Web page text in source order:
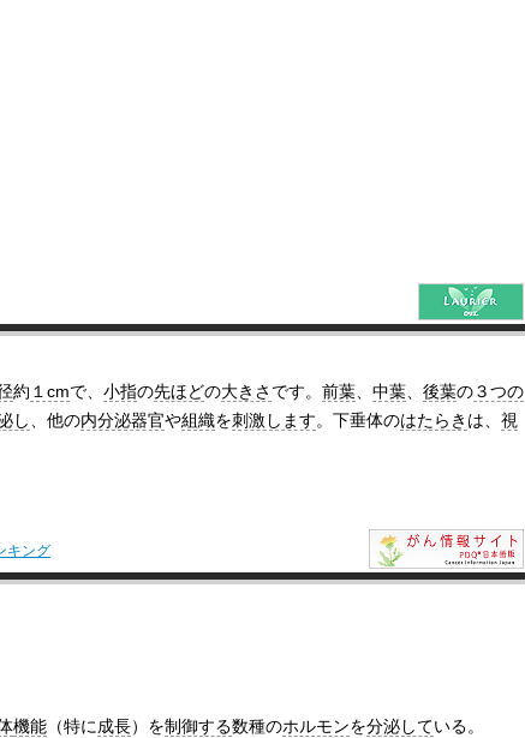
約 １cmで、 小指の先ほどの大きさ です。 前葉、 中葉、 後葉の３つの
し、他の内分泌器官や組織を刺激します。下垂体のはたらき は、 視
キング
機能（特に成長）を制御する数種のホルモンを分泌している。